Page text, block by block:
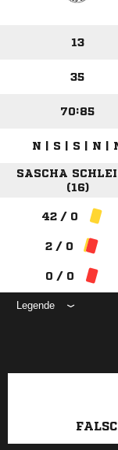
13
35
70:85
N | S | S | N |
SASCHA
(16)
42 / 0
2 / 0
0 / 0
Legende